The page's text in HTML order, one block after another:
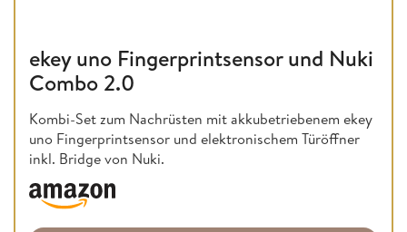
ekey uno Fingerprintsensor und Nuki
Combo 2.0
Kombi-Set zum Nachrüsten mit akkubetriebenem ekey
uno Fingerprintsensor und elektronischem Türöffner
inkl. Bridge von Nuki.